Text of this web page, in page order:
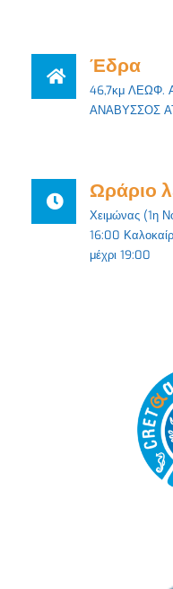
Έδρα
46,7κμ ΛΕΩΦ.
ΑΝΑΒΥΣΣΟΣ
Ωράριο
Χειμώνας (1η
16:00
μέχρι 19:00